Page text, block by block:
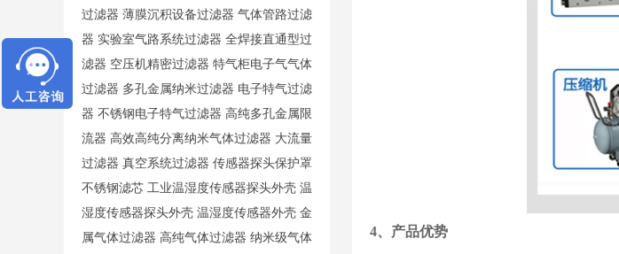
过滤器 薄膜沉积设备过滤器 气体管路过滤
器 实验室气路系统过滤器 全焊接直通型过
滤器 空压机精密过滤器 特气柜电子气气体
过滤器 多孔金属纳米过滤器 电子特气过滤
器 不锈钢电子特气过滤器 高纯多孔金属限
流器 高效高纯分离纳米气体过滤器 大流量
过滤器 真空系统过滤器 传感器探头保护罩
不锈钢滤芯 工业温湿度传感器探头外壳 温
湿度传感器探头外壳 温湿度传感器外壳 金
属气体过滤器 高纯气体过滤器 纳米级气体
4、产品优势